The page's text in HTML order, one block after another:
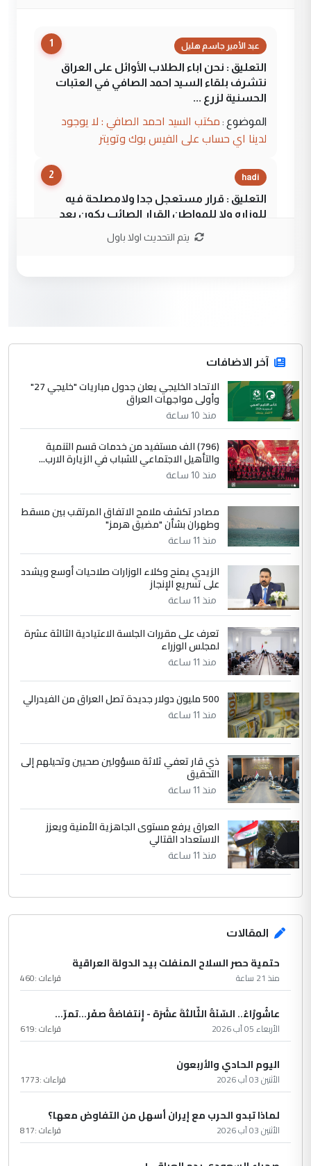
1 عبد الأمير جاسم هليل
التعليق : نحن اباء الطلاب الأوائل على العراق
نتشرف بلقاء السيد احمد الصافي في العتبات
الحسنية لزرع ...
الموضوع : مكتب السيد احمد الصافي : لا يوجود
لدينا اي حساب على الفيس بوك وتويتر
2 hadi
التعليق : قرار مستعجل جدا ولامصلحة فيه
للوزاره ولا للمواطن القرار الصائب يكون بعد
جنسية الرافد الثالث للعراق ومن اصول عريقة
ابا فرات ...
الموضوع :
الجواهري يرد على صدام حسين سل
مضجعيك يابن الزنا (نص كامل)
سردار
التعليق : واحد من عصابة علي ماما يسقط
جنسية الرافد الثالث للعراق ومن اصول عريقة
ابا فرات ...
الجواهري يرد على صدام حسين سل
مضجعيك يابن الزنا (نص كامل)
5
التعليق : تحياتي لك استاذ حامدتركان. كلام
دقيق ومسؤول؛ فالاستثمار الحقيقي للإنسان
الموضوع :
بين الإهمال واغتصاب الأرض.. بلاد
الرافدين تعاني الجفاف والتصحر!!
يتم التحديث اولا باول
آخر الاضافات
الاتحاد الخليجي يعلن جدول مباريات "خليجي 27"
وأولى مواجهات العراق
منذ 10 ساعة
(796) الف مستفيد من خدمات قسم التنمية
والتأهيل الاجتماعي للشباب في الزيارة الارب...
منذ 10 ساعة
مصادر تكشف ملامح الاتفاق المرتقب بين مسقط
وطهران بشأن "مضيق هرمز"
منذ 11 ساعة
الزيدي يمنح وكلاء الوزارات صلاحيات أوسع ويشدد
على تسريع الإنجاز
منذ 11 ساعة
تعرف على مقررات الجلسة الاعتيادية الثالثة عشرة
لمجلس الوزراء
منذ 11 ساعة
500 مليون دولار جديدة تصل العراق من الفيدرالي
منذ 11 ساعة
ذي قار تعفي ثلاثة مسؤولين صحيين وتحيلهم إلى
التحقيق
منذ 11 ساعة
العراق يرفع مستوى الجاهزية الأمنية ويعزز
الاستعداد القتالي
منذ 11 ساعة
المقالات
حتمية حصر السلاح المنفلت بيد الدولة العراقية
منذ 21 ساعة قراءات :460
عاشُورْاءُ.. السّنَةُ الثّالثةَ عشَرَة - إِنتفاضةُ صفَر…تمرّ...
الأربعاء 05 آب 2026 قراءات :619
اليوم الحادي والأربعون
الأثنين 03 آب 2026 قراءات :1773
لماذا تبدو الحرب مع إيران أسهل من التفاوض معها؟
الأثنين 03 آب 2026 قراءات :817